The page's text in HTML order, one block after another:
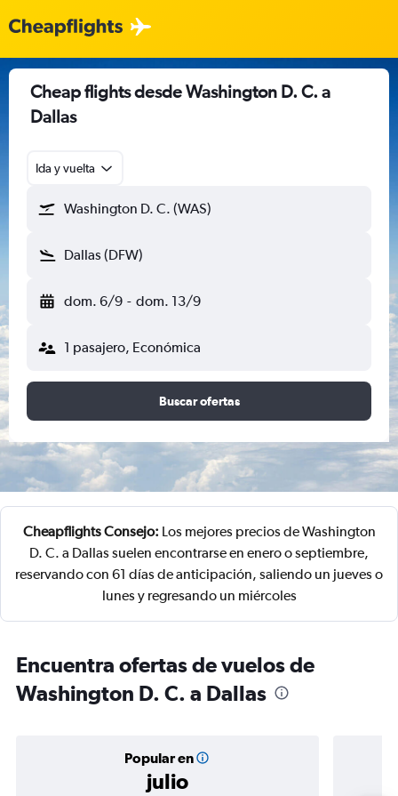
Cheap flights desde Washington D. C. a
Dallas
Ida y vuelta
Washington D. C. (WAS)
Dallas (DFW)
dom. 6/9 - dom. 13/9
1 pasajero, Económica
Buscar ofertas
Cheapflights Consejo: Los mejores precios de Washington
D. C. a Dallas suelen encontrarse en enero o septiembre,
reservando con 61 días de anticipación, saliendo un jueves o
lunes y regresando un miércoles
Encuentra ofertas de vuelos de
Washington D. C. a Dallas
Popular en
julio